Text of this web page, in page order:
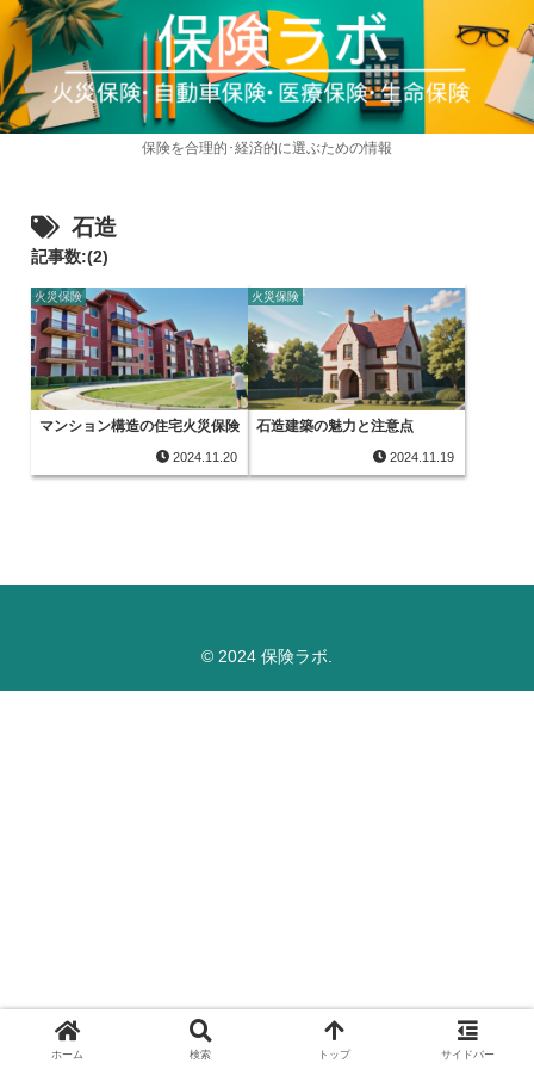
保険を合理的･経済的に選ぶための情報
石造
記事数:(2)
火災保険
マンション構造の住宅火災保険
2024.11.20
火災保険
石造建築の魅力と注意点
2024.11.19
© 2024 保険ラボ.
ホーム 検索 トップ サイドバー